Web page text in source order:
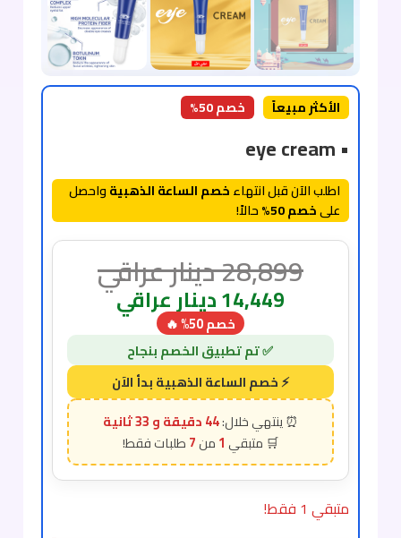
الأكثر مبيعاً خصم 50%
• eye cream
اطلب الآن قبل انتهاءخصم الساعة الذهبيةواحصل
علىخصم 50% حالاً!
28,899دينار عراقي
14,449دينار عراقي
خصم 50% 🔥
44 دقيقة و 31 ثانية
1
7
متبقي 1 فقط!